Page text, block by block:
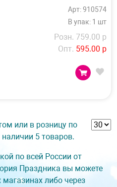
Арт: 910574
В упак: 1 шт
Розн. 759.00 р
Опт. 595.00 р
или в розницу по
5 товаров.
по всей России от
Праздника вы можете
либо через